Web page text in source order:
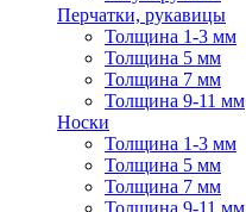
Перчатки, рукавицы
Толщина 1-3 мм
Толщина 5 мм
Толщина 7 мм
Толщина 9-11 мм
Носки
Толщина 1-3 мм
Толщина 5 мм
Толщина 7 мм
Толщина 9-11 мм